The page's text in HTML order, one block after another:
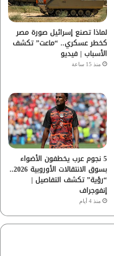
ب
ر
ا
م
لماذا تصنع إسرائيل صورة مصر
كخطر عسكري.. “ماعت” تكشف
الأسباب | فيديو
منذ 15 ساعة
5 نجوم عرب يخطفون الأضواء
بسوق الانتقالات الأوروبية 2026..
“رؤية” تكشف التفاصيل |
إنفوجراف
منذ 4 أيام